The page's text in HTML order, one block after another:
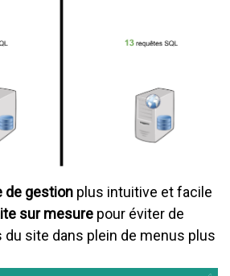
de gestion plus intuitive et facile
sur mesure pour éviter de
site dans plein de menus plus